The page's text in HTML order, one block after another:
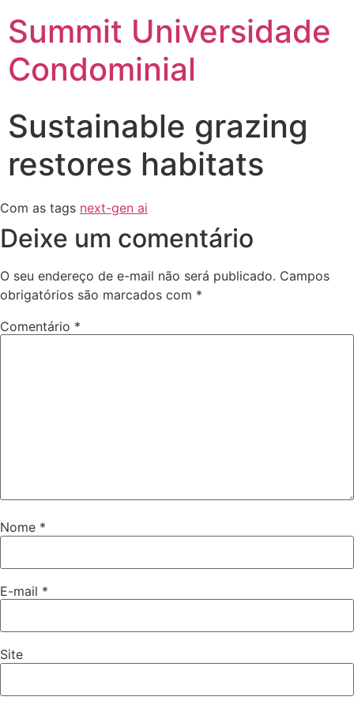
Summit Universidade
Condominial
Sustainable grazing
restores habitats
Com as tags next-gen ai
Deixe um comentário
O seu endereço de e-mail não será publicado. Campos
obrigatórios são marcados com *
Comentário *
Nome *
E-mail *
Site